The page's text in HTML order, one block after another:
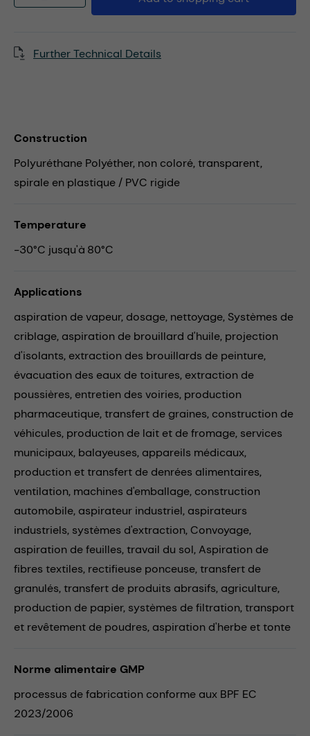
Further Technical Details
Construction
Polyuréthane Polyéther, non coloré, transparent,
spirale en plastique / PVC rigide
Temperature
-30°C jusqu'à 80°C
Applications
aspiration de vapeur, dosage, nettoyage, Systèmes de
criblage, aspiration de brouillard d'huile, projection
d'isolants, extraction des brouillards de peinture,
évacuation des eaux de toitures, extraction de
poussières, entretien des voiries, production
pharmaceutique,transfert de graines, construction de
véhicules, production de lait et de fromage, services
municipaux, balayeuses, appareils médicaux,
production et transfert de denrées alimentaires,
ventilation, machines d'emballage, construction
automobile, aspirateur industriel, aspirateurs
industriels, systèmes d'extraction, Convoyage,
aspiration de feuilles,travail du sol,Aspiration de
fibres textiles, rectifieuse ponceuse,transfert de
granulés,transfert de produits abrasifs, agriculture,
production de papier, systèmes de filtration,transport
et revêtement de poudres, aspiration d'herbe et tonte
Norme alimentaire GMP
processus de fabrication conforme aux BPF EC
2023/2006